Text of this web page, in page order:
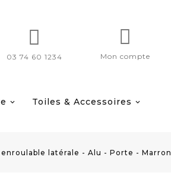
03 74 60 1234 Mon compte
Toiles & Accessoires
latérale - Alu - Porte - Marron